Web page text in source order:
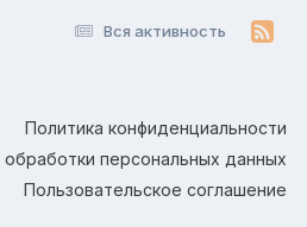
Вся активность
Политика конфиденциальности
обработки персональных данных
Пользовательское соглашение